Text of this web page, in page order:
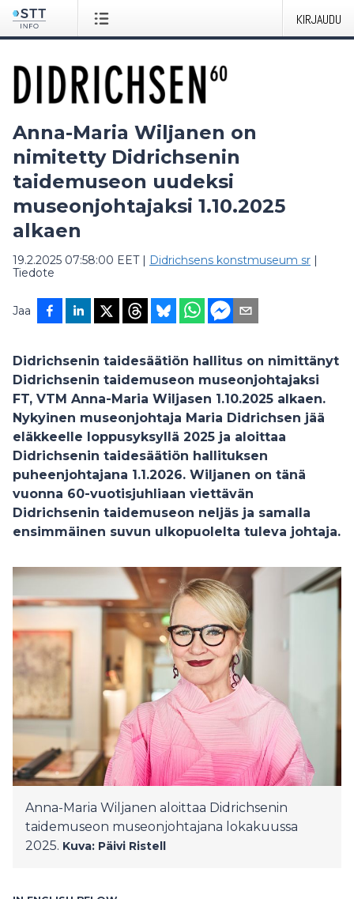
KIRJAUDU
Anna-Maria Wiljanen on
nimitetty Didrichsenin
taidemuseon uudeksi
museonjohtajaksi 1.10.2025
alkaen
19.2.2025 07:58:00 EET| Didrichsens konstmuseum sr |
Tiedote
Jaa
Didrichsenin taidesäätiön hallitus on nimittänyt
Didrichsenin taidemuseon museonjohtajaksi
FT, VTM Anna-Maria Wiljasen 1.10.2025 alkaen.
Nykyinen museonjohtaja Maria Didrichsen jää
eläkkeelle loppusyksyllä 2025 ja aloittaa
Didrichsenin taidesäätiön hallituksen
puheenjohtajana 1.1.2026. Wiljanen on tänä
vuonna 60-vuotisjuhliaan viettävän
Didrichsenin taidemuseon neljäs ja samalla
ensimmäinen suvun ulkopuolelta tuleva johtaja.
Anna-Maria Wiljanen aloittaa Didrichsenin
taidemuseon museonjohtajana lokakuussa
2025. Kuva: Päivi Ristell